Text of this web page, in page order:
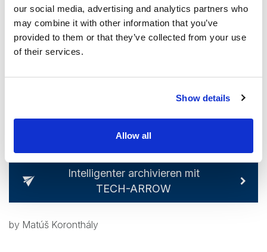
our social media, advertising and analytics partners who
may combine it with other information that you’ve
provided to them or that they’ve collected from your use
of their services.
Show details
Allow all
Eine Vielzahl von Unternehmen setzt sich weiterhin einem
Risiko aus, indem sie diese Best Practices nicht befolgen.
Dazu gehört, dass sie aus falscher Sparsamkeit heraus
ausreichend durch Archive und ordnungsgemäß
implementierte Backups schützen. Solange es diese
Internetkriminalität weiter steigen oder auf dem derzeitigen
Intelligenter archivieren mit
TECH-ARROW
by Matúš Koronthály